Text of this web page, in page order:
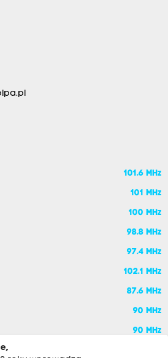
101.6 MHz
101 MHz
100 MHz
98.8 MHz
97.4 MHz
102.1 MHz
87.6 MHz
90 MHz
90 MHz